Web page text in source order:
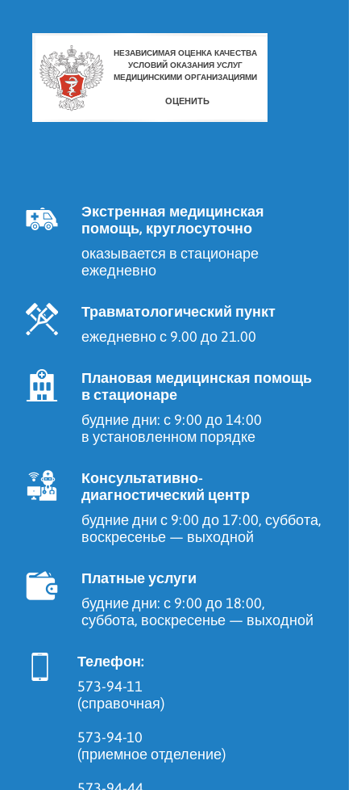
Экстренная медицинская
помощь, круглосуточно
оказывается в стационаре
ежедневно
Травматологический пункт
ежедневно с 9.00 до 21.00
Плановая медицинская помощь
в стационаре
будние дни: с 9:00 до 14:00
в установленном порядке
Консультативно-
диагностический центр
будние дни с 9:00 до 17:00, суббота,
воскресенье — выходной
Платные услуги
будние дни: с 9:00 до 18:00,
суббота, воскресенье — выходной
Телефон:
573-94-11
(справочная)
573-94-10
(приемное отделение)